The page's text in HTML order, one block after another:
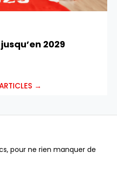
2029
→
pour ne rien manquer de